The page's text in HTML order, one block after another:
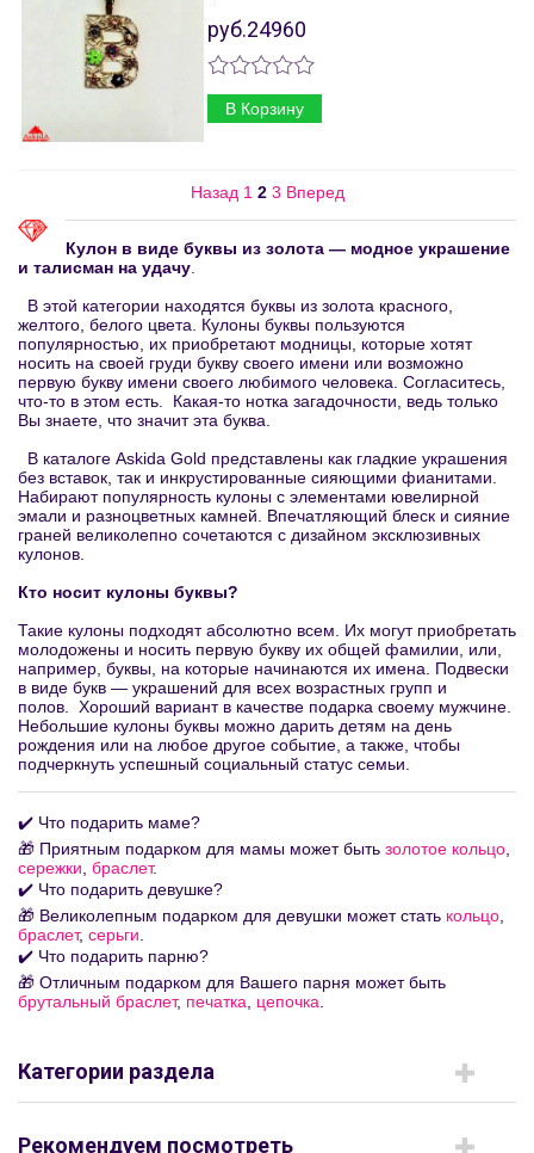
руб.24960
В Корзину
Назад 1 2 3 Вперед
Кулон в виде буквы из золота — модное украшение
и талисман на удачу
В этой категории находятся буквы из золота красного,
желтого, белого цвета. Кулоны буквы пользуются
популярностью, их приобретают модницы, которые хотят
носить на своей груди букву своего имени или возможно
первую букву имени своего любимого человека. Согласитесь,
что-то в этом есть. Какая-то нотка загадочности, ведь только
Вы знаете, что значит эта буква.
В каталоге Askida Gold представлены как гладкие украшения
без вставок, так и инкрустированные сияющими фианитами.
Набирают популярность кулоны с элементами ювелирной
эмали и разноцветных камней. Впечатляющий блеск и сияние
граней великолепно сочетаются с дизайном эксклюзивных
кулонов.
Кто носит кулоны буквы?
Такие кулоны подходят абсолютно всем. Их могут приобретать
молодожены и носить первую букву их общей фамилии, или,
например, буквы, на которые начинаются их имена. Подвески
в виде букв — украшений для всех возрастных групп и
полов. Хороший вариант в качестве подарка своему мужчине.
Небольшие кулоны буквы можно дарить детям на день
рождения или на любое другое событие, а также, чтобы
подчеркнуть успешный социальный статус семьи.
✔️ Что подарить маме?
🎁 Приятным подарком для мамы может быть золотое кольцо
сережки браслет.
✔️ Что подарить девушке?
🎁 Великолепным подарком для девушки может стать кольцо
браслет, серьги
✔️ Что подарить парню?
🎁 Отличным подарком для Вашего парня может быть
брутальный браслет, печатка цепочка
Категории раздела
Рекомендуем посмотреть